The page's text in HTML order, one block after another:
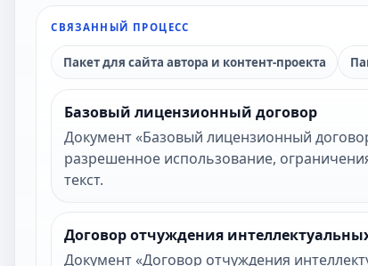
СВЯЗАННЫЙ ПРОЦЕСС
Пакет для сайта автора и контент-проекта
Базовый лицензионный договор
Документ «Базовый лицензионный
разрешенное использование,
текст.
Договор отчуждения
Документ «Договор отчуждения